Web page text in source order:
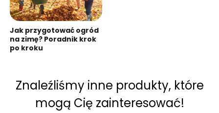
Jak przygotować ogród
na zimę? Poradnik krok
po kroku
Znaleźliśmy inne produkty, które
mogą Cię zainteresować!